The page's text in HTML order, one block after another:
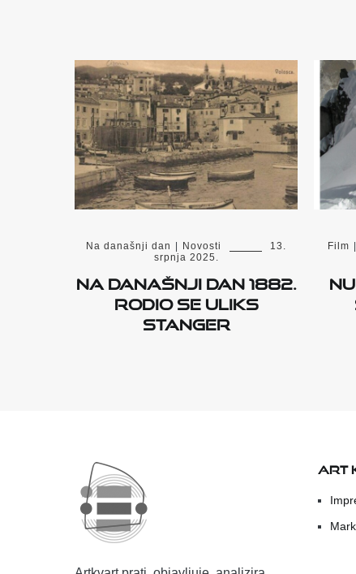
Na današnji dan | Novosti
13.
srpnja 2025.
Na današnji dan 1882.
rodio se Uliks
Stanger
Film |
ART